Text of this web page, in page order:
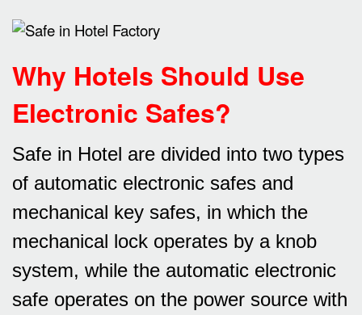
Why Hotels Should Use
Electronic Safes?
Safe in Hotel are divided into two types
of automatic electronic safes and
mechanical key safes, in which the
mechanical lock operates by a knob
system, while the automatic electronic
safe operates on the power source with